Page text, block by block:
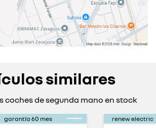
similares
coches de segunda mano en stock
garantía 60 mes renew electric